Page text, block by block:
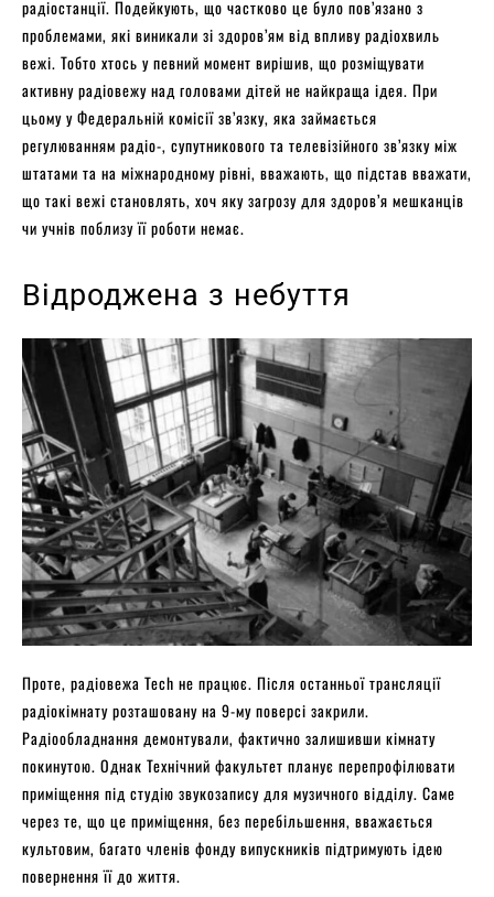
радіостанції. Подейкують, що частково це було пов’язано з
проблемами, які виникали зі здоров’ям від впливу радіохвиль
вежі. Тобто хтось у певний момент вирішив, що розміщувати
активну радіовежу над головами дітей не найкраща ідея. При
цьому у Федеральній комісії зв’язку, яка займається
регулюванням радіо-, супутникового та телевізійного зв’язку між
штатами та на міжнародному рівні, вважають, що підстав вважати,
що такі вежі становлять, хоч яку загрозу для здоров’я мешканців
чи учнів поблизу її роботи немає.
Відроджена з небуття
Проте, радіовежа Tech не працює. Після останньої трансляції
радіокімнату розташовану на 9-му поверсі закрили.
Радіообладнання демонтували, фактично залишивши кімнату
покинутою. Однак Технічний факультет планує перепрофілювати
приміщення під студію звукозапису для музичного відділу. Саме
через те, що це приміщення, без перебільшення, вважається
культовим, багато членів фонду випускників підтримують ідею
повернення її до життя.